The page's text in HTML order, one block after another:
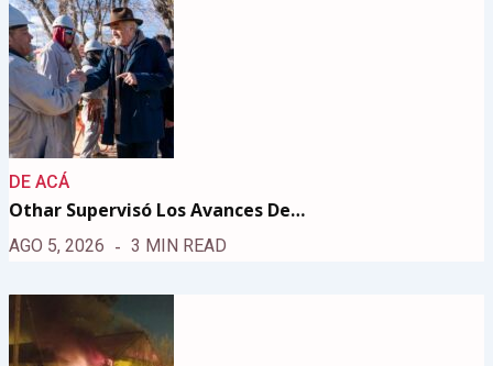
DE ACÁ
Othar Supervisó Los Avances De…
AGO 5, 2026 3 MIN READ